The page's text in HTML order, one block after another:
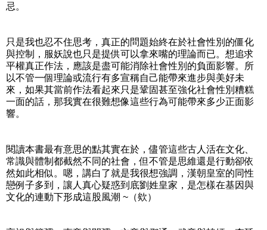
忌。
只是我也忍不住思考，真正的問題始終在於社會性別的僵化
與控制，服妖說也只是提供可以拿來嘴的理論而已。想追求
平權真正作法，應該是盡可能消除社會性別的負面影響。所
以不管一個理論或流行有多宣稱自己能帶來進步與美好未
來，如果其當前作法看起來只是鞏固甚至強化社會性別糟糕
一面的話，那我實在很難想像這些行為可能帶來多少正面影
響。
閱讀本書最有意思的點其實在於，儘管這些古人活在文化、
常識與體制都截然不同的社會，但不管是思維還是行動卻依
然如此相似。嗯，講白了就是我很想強調，漢朝皇室的同性
戀例子多到，讓人真心疑惑到底劉姓皇家，是怎樣在基因與
文化的連動下形成這股風潮 ~（欸）